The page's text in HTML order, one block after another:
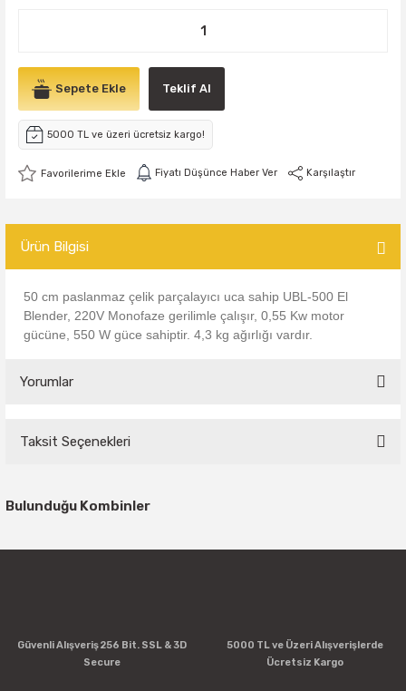
Sepete Ekle Teklif Al
5000 TL ve üzeri ücretsiz kargo!
Fiyatı Düşünce Haber Ver Karşılaştır
Ürün Bilgisi
50 cm paslanmaz çelik parçalayıcı uca sahip UBL-500 El
Blender, 220V Monofaze gerilimle çalışır, 0,55 Kw motor
gücüne, 550 W güce sahiptir. 4,3 kg ağırlığı vardır.
Yorumlar
Taksit Seçenekleri
Bulunduğu Kombinler
Güvenli Alışveriş 256 Bit. SSL & 3D
Secure
5000 TL ve Üzeri Alışverişlerde
Ücretsiz Kargo